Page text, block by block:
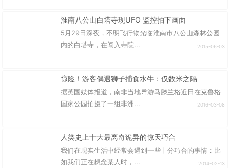
淮南八公山白塔寺现UFO 监控拍下画面
5月29日深夜，不明飞行物光临淮南市八公山森林公园
内的白塔寺，在闯入寺院...
2015-06-03
惊险！游客偶遇狮子捕食水牛：仅数米之隔
据英国媒体报道，南非当地导游马滕兰格近日在克鲁格
国家公园拍摄了一组非洲...
2016-03-08
人类史上十大最离奇诡异的惊天巧合
我们在现实生活中经常会遇到一些十分巧合的事情：比
如我们正在想念某人时，...
2014-02-13